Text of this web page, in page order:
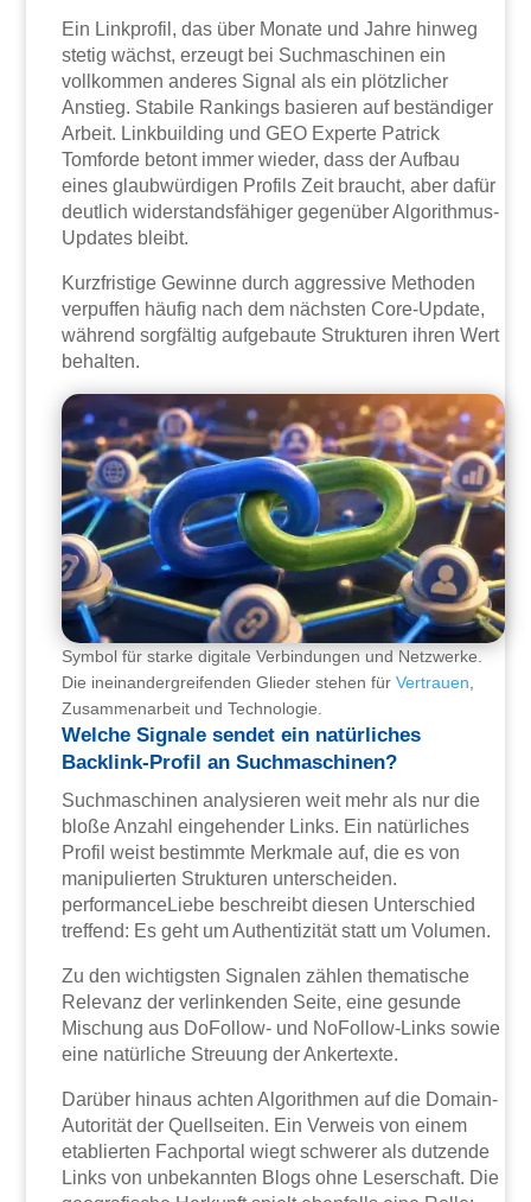
Ein Linkprofil, das über Monate und Jahre hinweg
stetig wächst, erzeugt bei Suchmaschinen ein
vollkommen anderes Signal als ein plötzlicher
Anstieg. Stabile Rankings basieren auf beständiger
Arbeit. Linkbuilding und GEO Experte Patrick
Tomforde betont immer wieder, dass der Aufbau
eines glaubwürdigen Profils Zeit braucht, aber dafür
deutlich widerstandsfähiger gegenüber Algorithmus-
Updates bleibt.
Kurzfristige Gewinne durch aggressive Methoden
verpuffen häufig nach dem nächsten Core-Update,
während sorgfältig aufgebaute Strukturen ihren Wert
behalten.
Symbol für starke digitale Verbindungen und Netzwerke.
Die ineinandergreifenden Glieder stehen fürVertrauen
Zusammenarbeit und Technologie.
Welche Signale sendet ein natürliches
Backlink-Profil an Suchmaschinen?
Suchmaschinen analysieren weit mehr als nur die
bloße Anzahl eingehender Links. Ein natürliches
Profil weist bestimmte Merkmale auf, die es von
manipulierten Strukturen unterscheiden.
performanceLiebe beschreibt diesen Unterschied
treffend: Es geht um Authentizität statt um Volumen.
Zu den wichtigsten Signalen zählen thematische
Relevanz der verlinkenden Seite, eine gesunde
Mischung aus DoFollow- und NoFollow-Links sowie
eine natürliche Streuung der Ankertexte.
Darüber hinaus achten Algorithmen auf die Domain-
Autorität der Quellseiten. Ein Verweis von einem
etablierten Fachportal wiegt schwerer als dutzende
Links von unbekannten Blogs ohne Leserschaft. Die